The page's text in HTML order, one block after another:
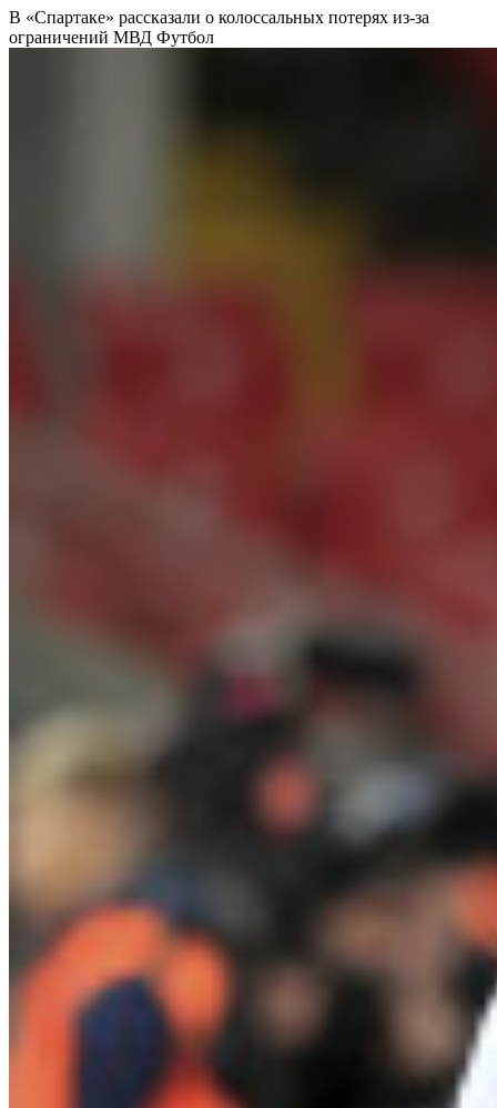
В «Спартаке» рассказали о колоссальных потерях из-за
ограничений МВД Футбол